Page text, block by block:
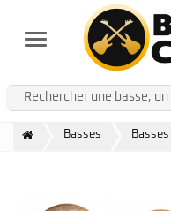
Menu
Basses